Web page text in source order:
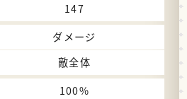
147
ダメージ
敵全体
100%